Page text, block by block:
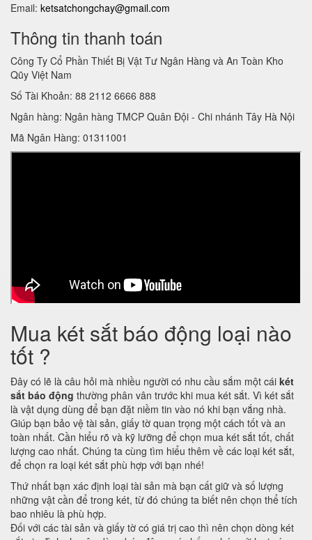
Email: ketsatchongchay@gmail.com
Thông tin thanh toán
Công Ty Cổ Phần Thiết Bị Vật Tư Ngân Hàng và An Toàn Kho
Qũy Việt Nam
Số Tài Khoản: 88 2112 6666 888
Ngân hàng: Ngân hàng TMCP Quân Đội - Chi nhánh Tây Hà Nội
Mã Ngân Hàng: 01311001
Mua két sắt báo động loại nào
tốt ?
Đây có lẽ là câu hỏi mà nhiều người có nhu cầu sắm một cái két
sắt báo động thường phân vân trước khi mua két sắt. Vì két sắt
là vật dụng dùng để bạn đặt niềm tin vào nó khi bạn vắng nhà.
Giúp bạn bảo vệ tài sản, giấy tờ quan trọng một cách tốt và an
toàn nhất. Cần hiểu rõ và kỹ lưỡng để chọn mua két sắt tốt, chất
lượng cao nhất. Chúng ta cùng tìm hiểu thêm về các loại két sắt,
để chọn ra loại két sắt phù hợp với bạn nhé!
Thứ nhất bạn xác định loại tài sản mà bạn cất giữ và số lượng
những vật cần để trong két, từ đó chúng ta biết nên chọn thể tích
bao nhiêu là phù hợp.
Đối với các tài sản và giấy tờ có giá trị cao thì nên chọn dòng két